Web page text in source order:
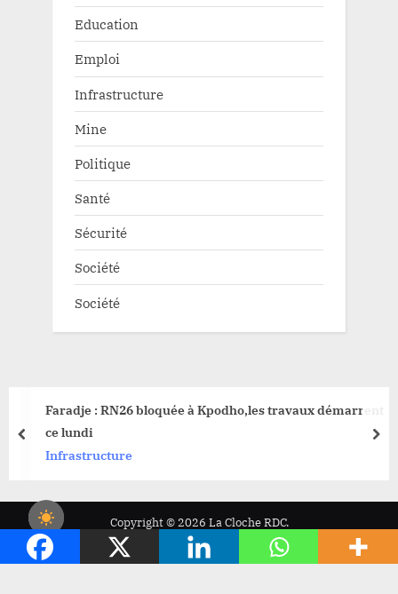
Education
Emploi
Infrastructure
Mine
Politique
Santé
Sécurité
Société
Société
Faradje : RN26 bloquée à Kpodho,les travaux démarrent
ce lundi
Infrastructure
prev
Copyright © 2026 La Cloche RDC.
Powered by
PressBook News WordPress theme